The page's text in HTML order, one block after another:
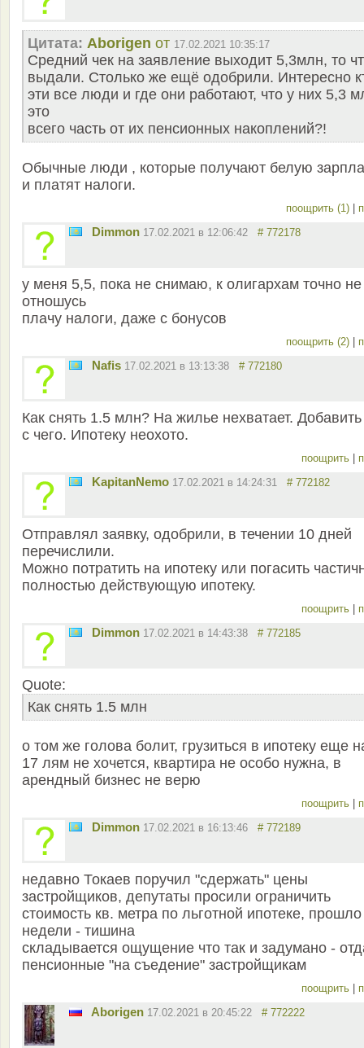
Цитата: Aborigen от 17.02.2021 10:35:17
Средний чек на заявление выходит 5,3млн, то
выдали. Столько же ещё одобрили. Интересно
эти все люди и где они работают, что у них 5,3
это
всего часть от их пенсионных накоплений?!
Обычные люди , которые получают белую
и платят налоги.
поощрить (1)
Dimmon 17.02.2021 в 12:06:42 # 772178
у меня 5,5, пока не снимаю, к олигархам точно не
отношусь
плачу налоги, даже с бонусов
поощрить (2)
Nafis 17.02.2021 в 13:13:38 # 772180
Как снять 1.5 млн? На жилье нехватает.
с чего. Ипотеку неохото.
поощрить
KapitanNemo 17.02.2021 в 14:24:31 # 772182
Отправлял заявку, одобрили, в течении 10 дней
перечислили.
Можно потратить на ипотеку или погасить
полностью действующую ипотеку.
поощрить
Dimmon 17.02.2021 в 14:43:38 # 772185
Quote:
Как снять 1.5 млн
о том же голова болит, грузиться в ипотеку еще
17 лям не хочется, квартира не особо нужна, в
арендный бизнес не верю
поощрить
Dimmon 17.02.2021 в 16:13:46 # 772189
недавно Токаев поручил "сдержать" цены
застройщиков, депутаты просили ограничить
стоимость кв. метра по льготной ипотеке,
недели - тишина
складывается ощущение что так и задумано -
пенсионные "на съедение" застройщикам
поощрить
Aborigen 17.02.2021 в 20:45:22 # 772222